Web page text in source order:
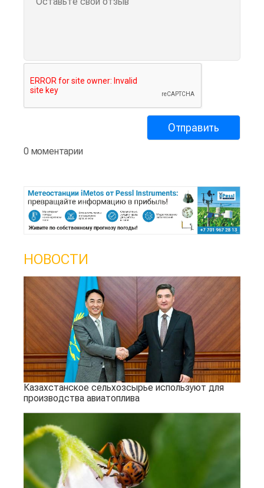
0 моментарии
НОВОСТИ
Казахстанское сельхозсырье используют для
производства авиатоплива